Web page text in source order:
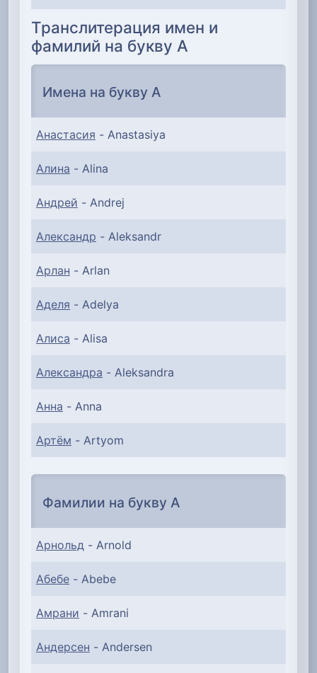
Транслитерация имен и
фамилий на букву А
Имена на букву А
Анастасия - Anastasiya
Алина - Alina
Андрей - Andrej
Александр - Aleksandr
Арлан - Arlan
Аделя - Adelya
Алиса - Alisa
Александра - Aleksandra
Анна - Anna
Артём - Artyom
Фамилии на букву А
Арнольд - Arnold
Абебе - Abebe
Амрани - Amrani
Андерсен - Andersen